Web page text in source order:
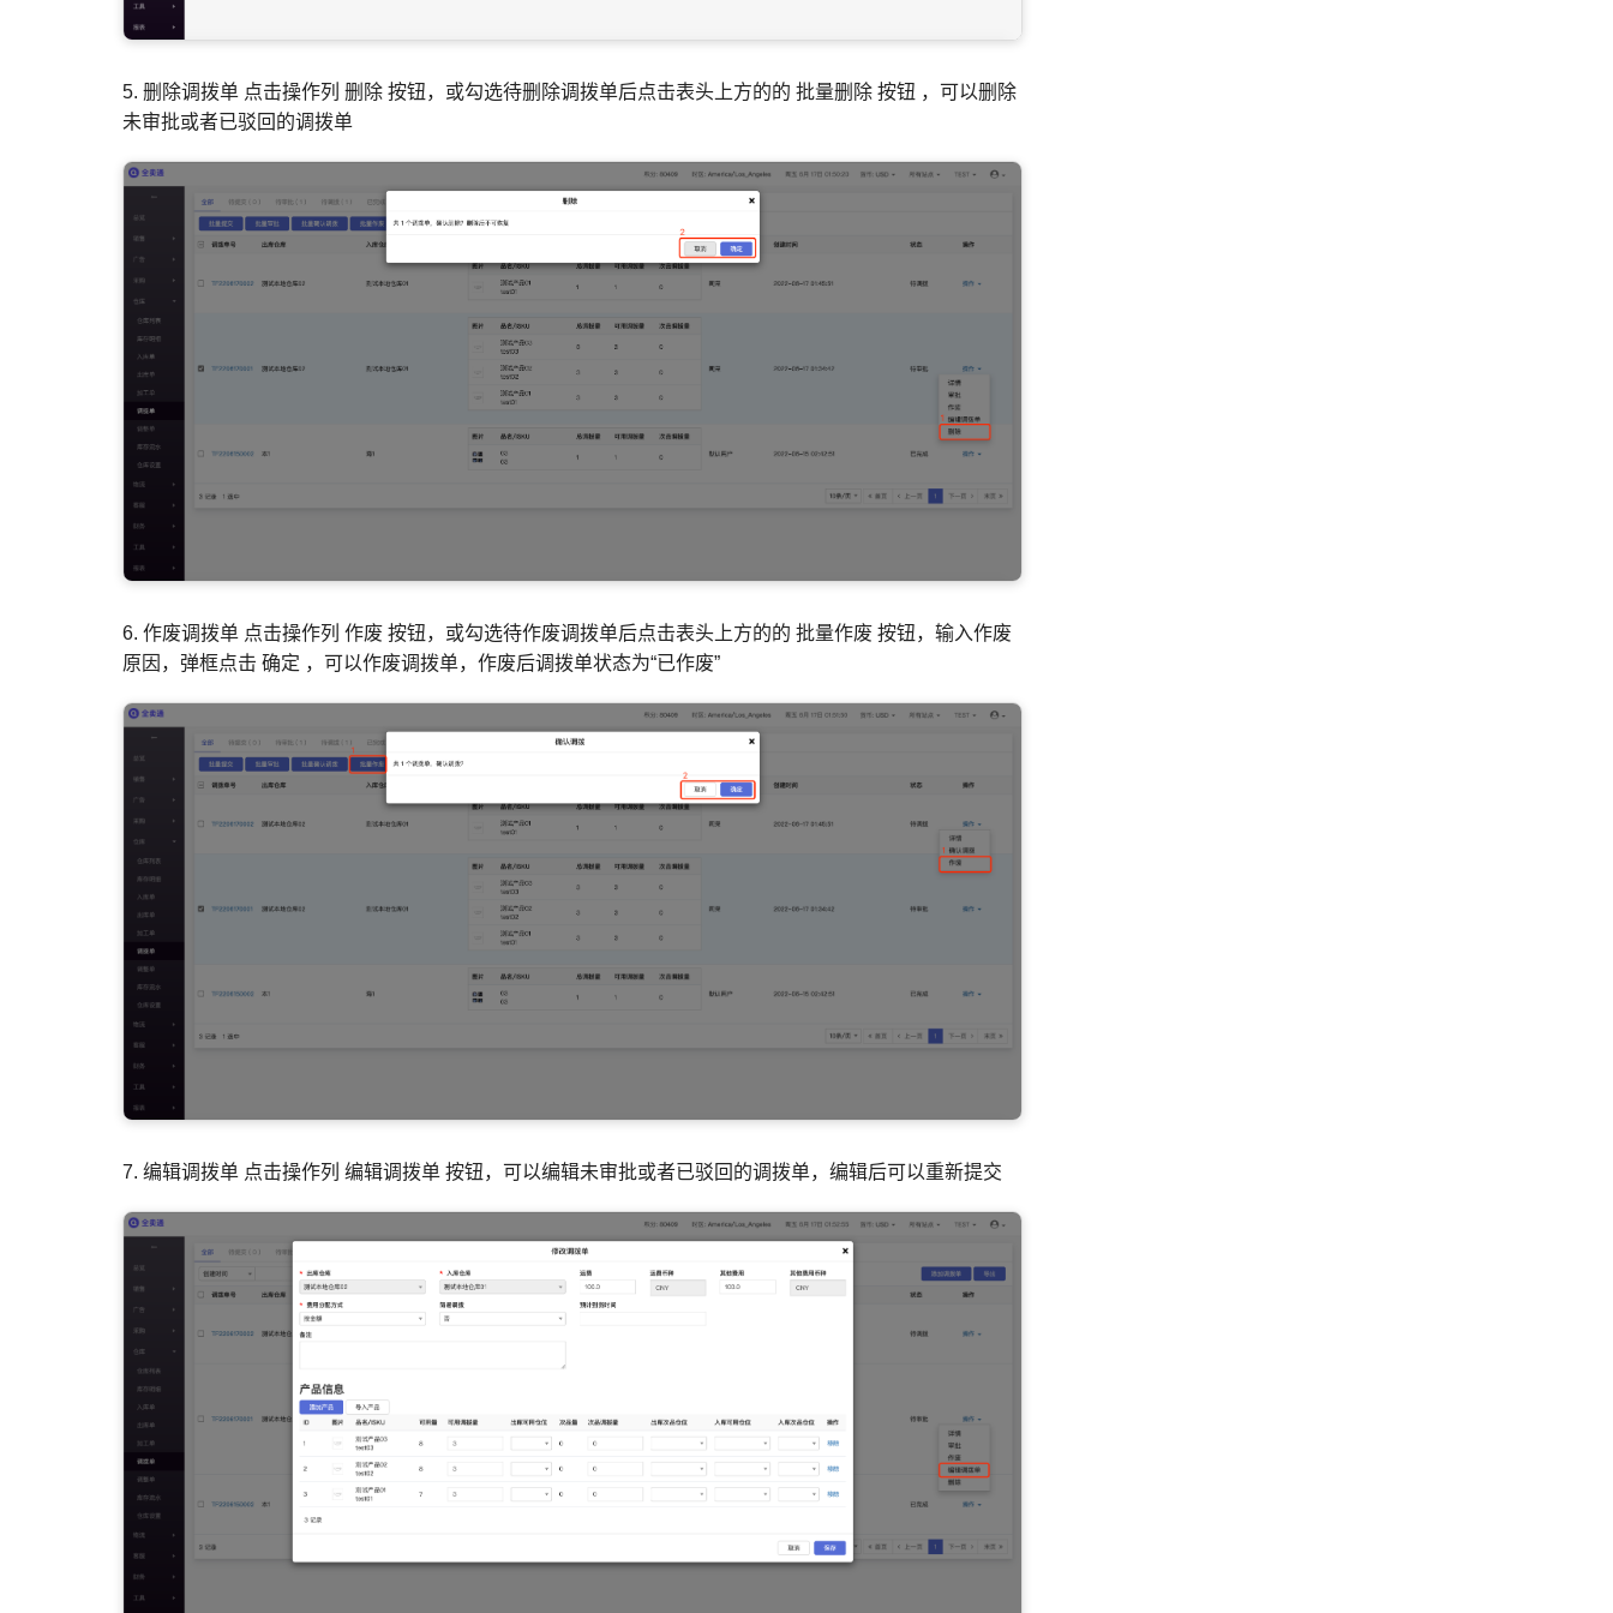
5. 删除调拨单 点击操作列 删除 按钮，或勾选待删除调拨单后点击表头上方的的 批量删除 按钮 ，可以删除
未审批或者已驳回的调拨单
6. 作废调拨单 点击操作列 作废 按钮，或勾选待作废调拨单后点击表头上方的的 批量作废 按钮，输入作废
原因，弹框点击 确定 ，可以作废调拨单，作废后调拨单状态为“已作废”
7. 编辑调拨单 点击操作列 编辑调拨单 按钮，可以编辑未审批或者已驳回的调拨单，编辑后可以重新提交